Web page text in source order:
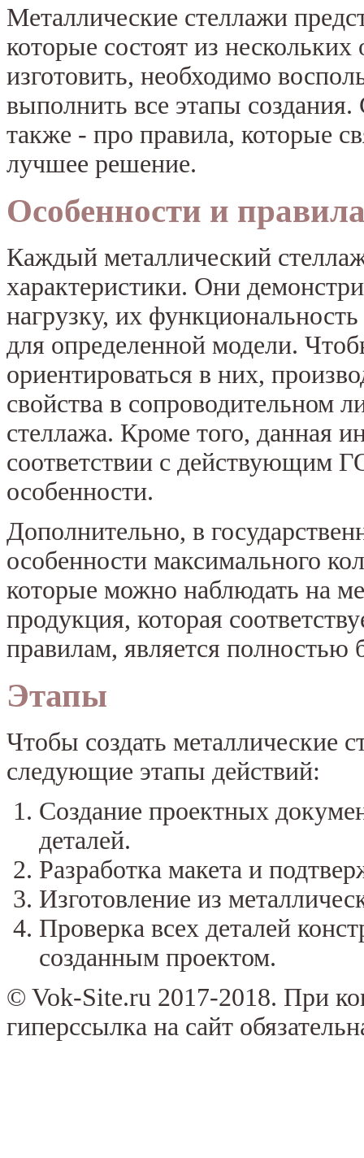
Металлические стеллажи
которые состоят из
изготовить, необходимо
выполнить все этапы создания.
также - про правила, которые
лучшее решение.
Особенности и
Каждый металлический
характеристики. Они
нагрузку, их
для определенной модели.
ориентироваться в них,
свойства в сопроводительном
стеллажа. Кроме того, данная
соответствии с действующим
особенности.
Дополнительно, в
особенности максимального
которые можно наблюдать на
продукция, которая
правилам, является полностью
Этапы
Чтобы создать металлические
следующие этапы действий:
Создание проектных
деталей.
Разработка макета и
Изготовление из
Проверка всех деталей
созданным проектом.
© Vok-Site.ru 2017-2018. При
гиперссылка на сайт